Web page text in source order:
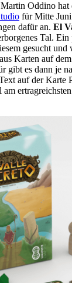
Oddino hat
für Mitte
dafür an. El
Tal. Ein
gesucht
Karten auf
gibt es dann je
auf der Karte